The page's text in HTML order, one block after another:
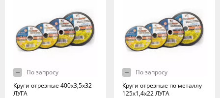
По запросу
Круги отрезные 400х3,5х32
ЛУГА
По запросу
Круги отрезные по металлу
125х1,4х22 ЛУГА